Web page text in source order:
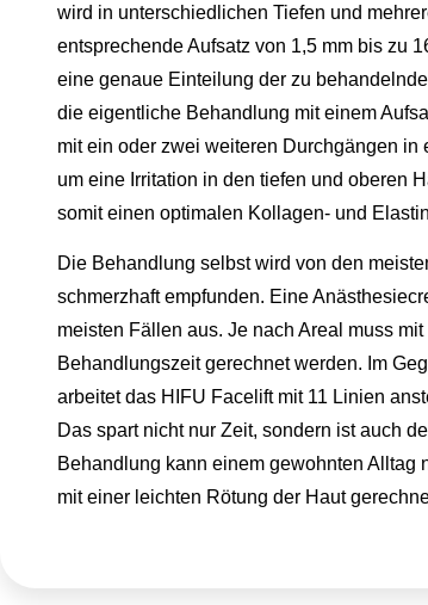
wird in unterschiedlichen Tiefen und
entsprechende Aufsatz von 1,5 mm bis zu
eine genaue Einteilung der zu
die eigentliche Behandlung mit einem
mit ein oder zwei weiteren Durchgängen in
um eine Irritation in den tiefen und oberen
somit einen optimalen Kollagen- und
Die Behandlung selbst wird von den
schmerzhaft empfunden. Eine
meisten Fällen aus. Je nach Areal muss
Behandlungszeit gerechnet werden. Im
arbeitet das HIFU Facelift mit 11 Linien
Das spart nicht nur Zeit, sondern ist auch
Behandlung kann einem gewohnten Alltag
mit einer leichten Rötung der Haut